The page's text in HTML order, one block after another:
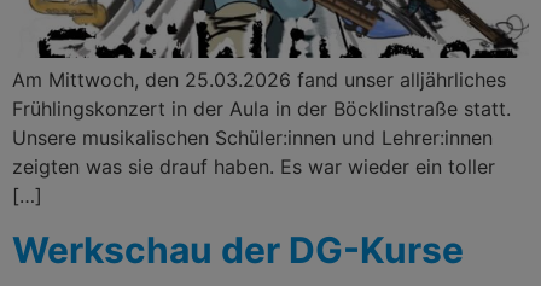
Am Mittwoch, den 25.03.2026 fand unser alljährliches
Frühlingskonzert in der Aula in der Böcklinstraße statt.
Unsere musikalischen Schüler:innen und Lehrer:innen
zeigten was sie drauf haben. Es war wieder ein toller
[…]
Werkschau der DG-Kurse